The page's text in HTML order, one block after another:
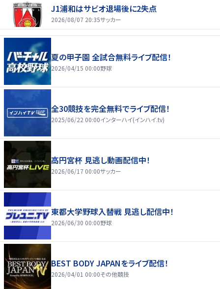
J1浦和はサビオ退場後に2失点
2026/08/07 20:35サッカー
夏の甲子園 全試合無料ライブ配信！
2026/04/15 00:00野球
全30競技を完全無料でライブ配信！
2025/06/22 00:00インターハイ(インハイ.tv)
高円宮杯 見逃し動画配信中！
2026/06/17 00:00サッカー
東都大学野球入替戦 見逃し配信中！
2026/06/30 00:00野球
BEST BODY JAPANをライブ配信！
2026/04/01 00:00その他競技